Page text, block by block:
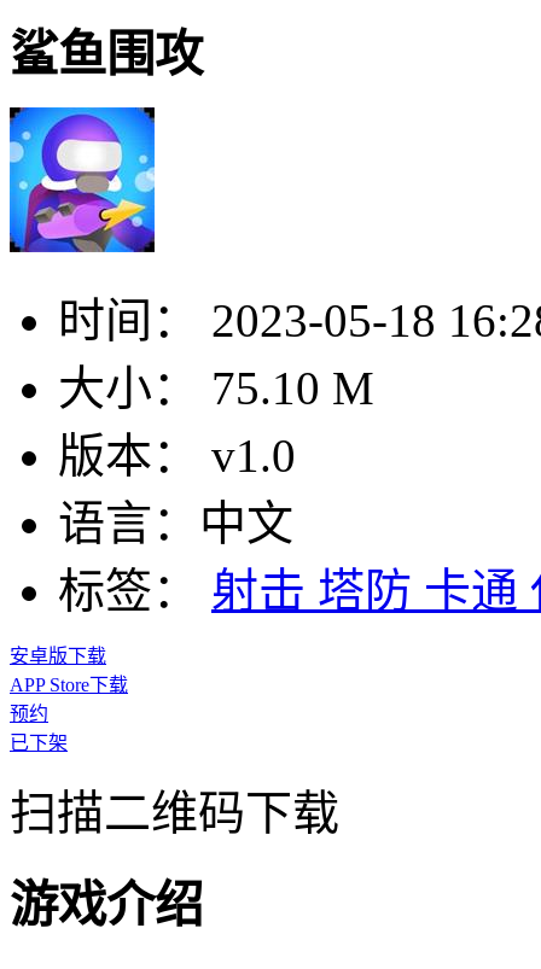
鲨鱼围攻
时间：
2023-05-18
大小：
75.10 M
版本：
v1.0
语言： 中文
标签：
射击 塔防 卡通
安卓版下载
APP Store下载
预约
已下架
扫描二维码下载
游戏介绍